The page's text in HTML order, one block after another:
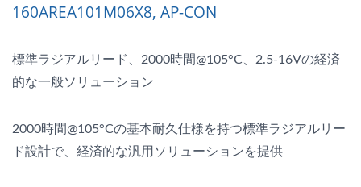
160AREA101M06X8, AP-CON
標準ラジアルリード、2000時間@105°C、2.5-16Vの経済
的な一般ソリューション
2000時間@105°Cの基本耐久仕様を持つ標準ラジアルリー
ド設計で、経済的な汎用ソリューションを提供